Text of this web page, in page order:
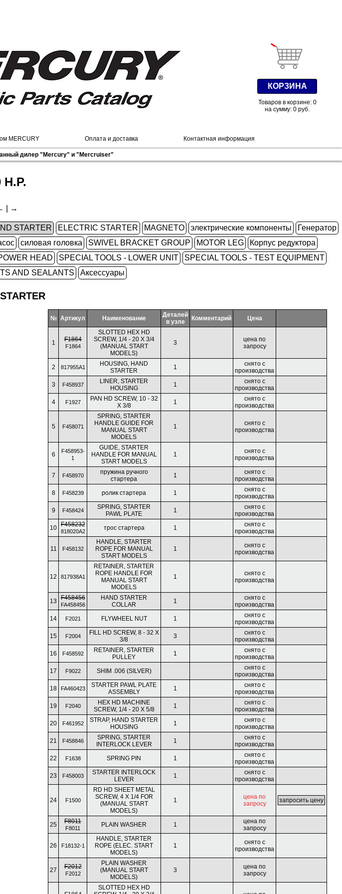
КОРЗИНА
Товаров в корзине: 0
на сумму: 0 руб.
MERCURY Оплата и доставка Контактная информация
дилер "Mercury" и "Mercruiser"
H.P.
→
STARTER ELECTRIC STARTER MAGNETO электрические компоненты
Генератор
силовая головка SWIVEL BRACKET GROUP MOTOR LEG
Корпус редуктора
HEAD SPECIAL TOOLS - LOWER UNIT
SPECIAL TOOLS - TEST EQUIPMENT
AND SEALANTS
Аксессуары
№ Артикул Наименование
Деталей
в узле
Комментарий Цена
1 F1864
F1864
SLOTTED HEX HD
SCREW, 1/4 - 20 X 3/4
(MANUAL START
MODELS)
3
цена по
запросу
2 817955A1
HOUSING, HAND
STARTER
1
снято с
производства
3
F458937
LINER, STARTER
HOUSING
1
снято с
производства
4
F1927
PAN HD SCREW, 10 - 32
X 3/8
1
снято с
производства
5 F458071
SPRING, STARTER
HANDLE GUIDE FOR
MANUAL START
MODELS
1
снято с
производства
6
F458953-
1
GUIDE, STARTER
HANDLE FOR MANUAL
START MODELS
1
снято с
производства
7 F458970
пружина ручного
стартера
1
снято с
производства
8
F458239 ролик стартера 1
снято с
производства
9
F458424
SPRING, STARTER
PAWL PLATE
1
снято с
производства
10 F458232
818020A2 трос стартера 1
снято с
производства
11 F458132
HANDLE, STARTER
ROPE FOR MANUAL
START MODELS
1
снято с
производства
12 817938A1
RETAINER, STARTER
ROPE HANDLE FOR
MANUAL START
MODELS
1
снято с
производства
13 F458456
FA458456
HAND STARTER
COLLAR
1
снято с
производства
14
F2021 FLYWHEEL NUT 1
снято с
производства
15
F2004
FILL HD SCREW, 8 - 32 X
3/8
3
снято с
производства
16
F458592
RETAINER, STARTER
PULLEY
1
снято с
производства
17
F9022 SHIM .006 (SILVER)
снято с
производства
18
FA460423
STARTER PAWL PLATE
ASSEMBLY
1
снято с
производства
19
F2040
HEX HD MACHINE
SCREW, 1/4 - 20 X 5/8
1
снято с
производства
20
F461952
STRAP, HAND STARTER
HOUSING
1
снято с
производства
21
F458846
SPRING, STARTER
INTERLOCK LEVER
1
снято с
производства
22
F1638 SPRING PIN 1
снято с
производства
23
F458003
STARTER INTERLOCK
LEVER
1
снято с
производства
24 F1500
RD HD SHEET METAL
SCREW, 4 X 1/4 FOR
(MANUAL START
MODELS)
1
цена по
запросу
25 F8011
F8011 PLAIN WASHER 1
цена по
запросу
26 F18132-1
HANDLE, STARTER
ROPE (ELEC. START
MODELS)
1
снято с
производства
27 F2012
F2012
PLAIN WASHER
(MANUAL START
MODELS)
3
цена по
запросу
SLOTTED HEX HD